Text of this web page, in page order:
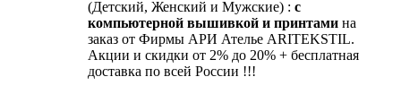
(Детский, Женский и Мужские) : с
компьютерной вышивкой и принтами на
заказ от Фирмы АРИ Ателье ARITEKSTIL.
Акции и скидки от 2% до 20% + бесплатная
доставка по всей России !!!